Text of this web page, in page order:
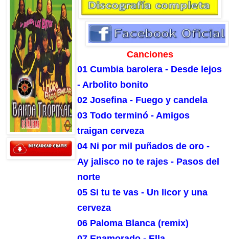
Canciones
01 Cumbia barolera - Desde lejos
- Arbolito bonito
02 Josefina - Fuego y candela
03 Todo terminó - Amigos
traigan cerveza
04 Ni por mil puñados de oro -
Ay jalisco no te rajes - Pasos del
norte
05 Si tu te vas - Un licor y una
cerveza
06 Paloma Blanca (remix)